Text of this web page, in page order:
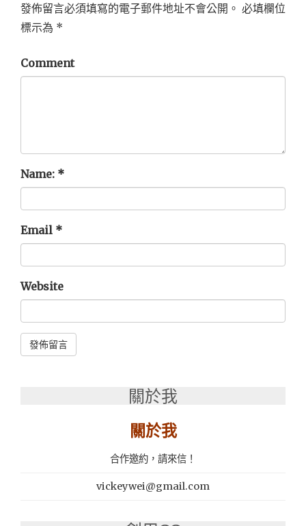
發佈留言必須填寫的電子郵件地址不會公開。 必填欄位
標示為 *
Comment
Name: *
Email *
Website
關於我
關於我
合作邀約，請來信！
vickeywei@gmail.com